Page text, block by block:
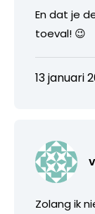
En dat je
toeval! 😉
13 januari
Zolang ik